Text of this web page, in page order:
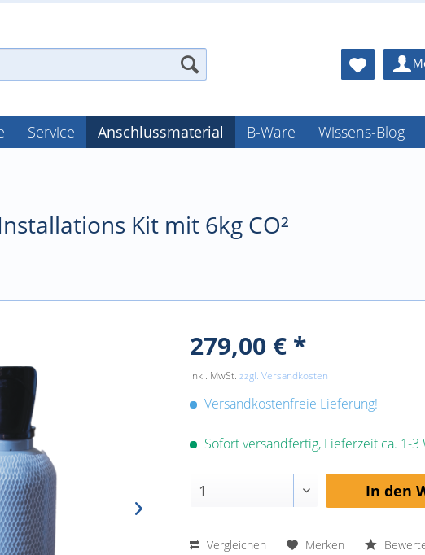
Service Anschlussmaterial B-Ware Wissens-Blog
Kit mit 6kg CO²
279,00 € *
inkl. MwSt.zzgl. Versandkosten
Versandkostenfreie Lieferung!
Sofort versandfertig, Lieferzeit ca. 1-3
In den
Vergleichen Merken